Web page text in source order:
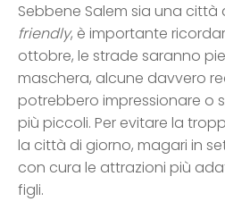
Sebbene Salem sia una
friendly, è importante
ottobre, le strade saranno
maschera, alcune davvero
potrebbero impressionare o
più piccoli. Per evitare la
la città di giorno, magari in
con cura le attrazioni più
figli.